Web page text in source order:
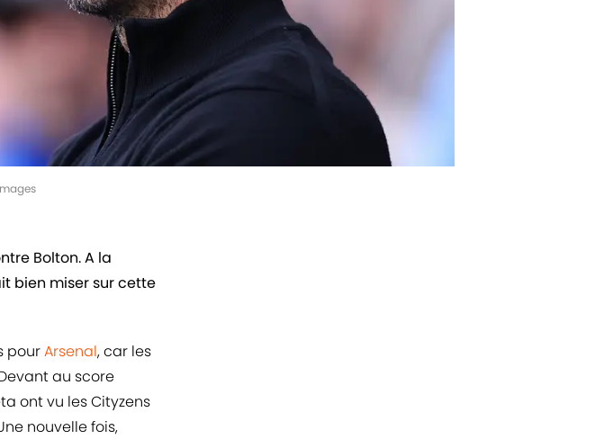
Bolton. A la
bien miser sur cette
pourArsenal, car les
au score
ont vu les Cityzens
nouvelle fois,